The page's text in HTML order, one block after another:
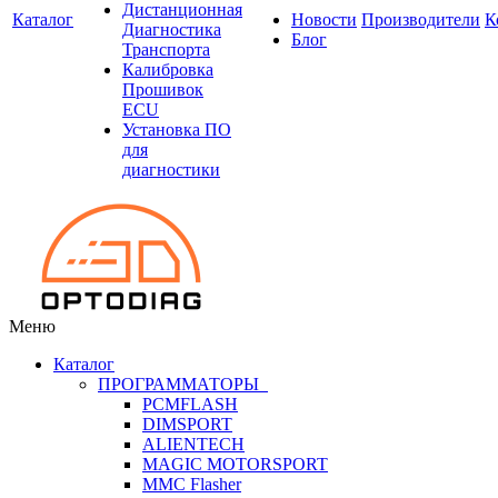
Каталог
Дистанционная
Диагностика
Транспорта
Калибровка
Прошивок
ECU
Установка ПО
для
диагностики
Новости
Блог
Производители
Меню
Каталог
ПРОГРАММАТОРЫ
PCMFLASH
DIMSPORT
ALIENTECH
MAGIC MOTORSPORT
MMC Flasher